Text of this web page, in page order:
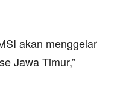
akan menggelar
Jawa Timur,”